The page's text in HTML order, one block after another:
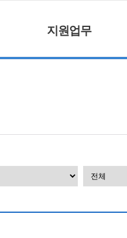
지원업무